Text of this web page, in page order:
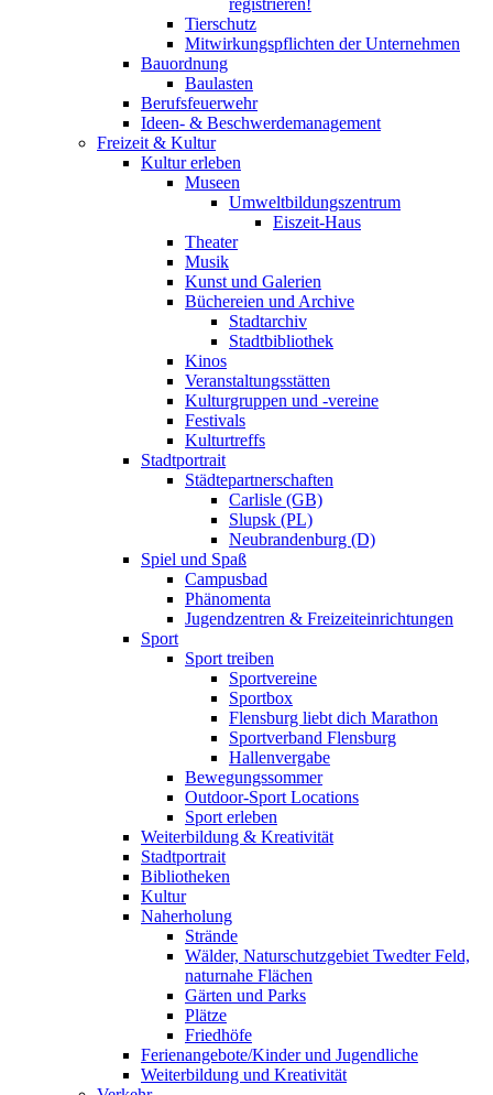
registrieren!
Tierschutz
Mitwirkungspflichten der Unternehmen
Bauordnung
Baulasten
Berufsfeuerwehr
Ideen- & Beschwerdemanagement
Freizeit & Kultur
Kultur erleben
Museen
Umweltbildungszentrum
Eiszeit-Haus
Theater
Musik
Kunst und Galerien
Büchereien und Archive
Stadtarchiv
Stadtbibliothek
Kinos
Veranstaltungsstätten
Kulturgruppen und -vereine
Festivals
Kulturtreffs
Stadtportrait
Städtepartnerschaften
Carlisle (GB)
Slupsk (PL)
Neubrandenburg (D)
Spiel und Spaß
Campusbad
Phänomenta
Jugendzentren & Freizeiteinrichtungen
Sport
Sport treiben
Sportvereine
Sportbox
Flensburg liebt dich Marathon
Sportverband Flensburg
Hallenvergabe
Bewegungssommer
Outdoor-Sport Locations
Sport erleben
Weiterbildung & Kreativität
Stadtportrait
Bibliotheken
Kultur
Naherholung
Strände
Wälder, Naturschutzgebiet Twedter Feld,
naturnahe Flächen
Gärten und Parks
Plätze
Friedhöfe
Ferienangebote/Kinder und Jugendliche
Weiterbildung und Kreativität